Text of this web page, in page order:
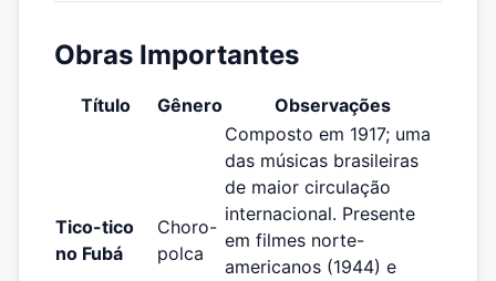
Obras Importantes
Título Gênero Observações
Tico-tico
no Fubá
Choro-
polca
Composto em 1917; uma
das músicas brasileiras
de maior circulação
internacional. Presente
em filmes norte-
americanos (1944) e